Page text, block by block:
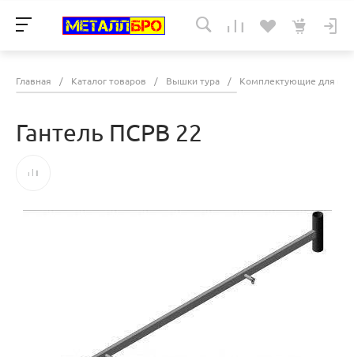
Главная / Каталог товаров / Вышки тура / Комплектующие для
Гантель ПСРВ 22